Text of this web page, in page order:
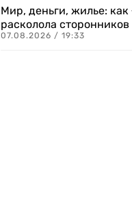
Мир, деньги, жилье:
расколола
07.08.2026 / 19:33